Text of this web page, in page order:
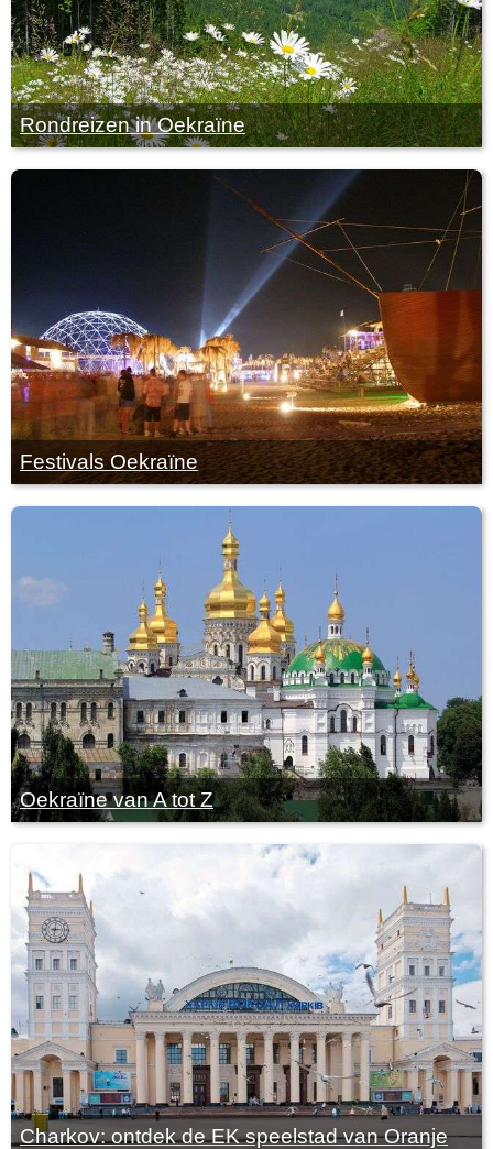
Rondreizen in Oekraïne
Festivals Oekraïne
Oekraïne van A tot Z
Charkov: ontdek de EK speelstad van Oranje